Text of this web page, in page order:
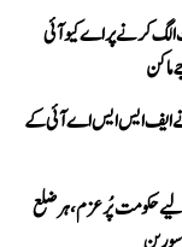
الگ کرنے پر اے کیو آئی
ایف ایس ایس اے آئی کے
حکومت پُرعزم، ہر ضلع